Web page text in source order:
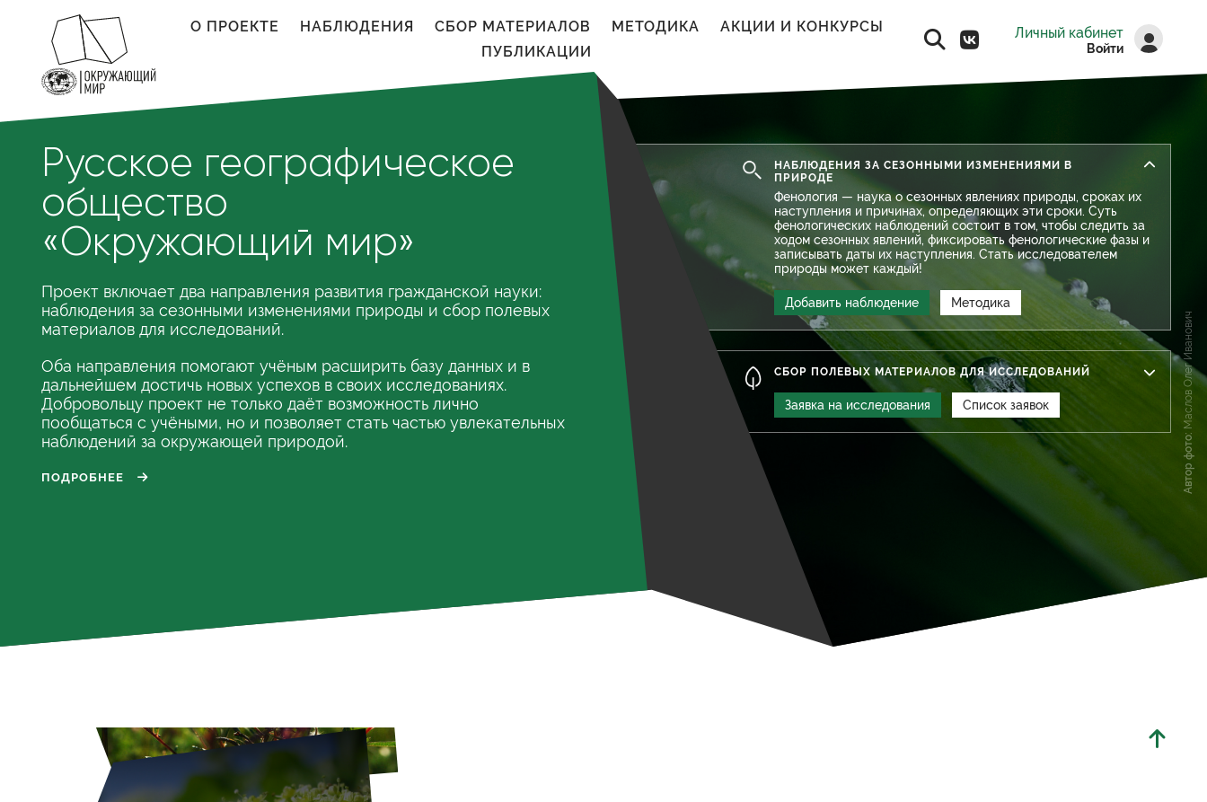
О ПРОЕКТЕ НАБЛЮДЕНИЯ CБОР МАТЕРИАЛОВ МЕТОДИКА
АКЦИИ И КОНКУРСЫ
ПУБЛИКАЦИИ
Личный кабинет
Войти
Русское географическое
общество
«Окружающий мир»
Проект включает два направления развития гражданской науки:
наблюдения за сезонными изменениями природы и сбор полевых
материалов для исследований.
Оба направления помогают учёным расширить базу данных и в
дальнейшем достичь новых успехов в своих исследованиях.
Добровольцу проект не только даёт возможность лично
пообщаться с учёными, но и позволяет стать частью увлекательных
наблюдений за окружающей природой.
ПОДРОБНЕЕ
НАБЛЮДЕНИЯ ЗА СЕЗОННЫМИ ИЗМЕНЕНИЯМИ В
ПРИРОДЕ
Фенология — наука о сезонных явлениях природы, сроках их
наступления и причинах, определяющих эти сроки. Суть
фенологических наблюдений состоит в том, чтобы следить за
ходом сезонных явлений, фиксировать фенологические фазы и
записывать даты их наступления. Стать исследователем
природы может каждый!
Добавить наблюдение Методика
СБОР ПОЛЕВЫХ МАТЕРИАЛОВ ДЛЯ ИССЛЕДОВАНИЙ
Заявка на исcледования Список заявок
Автор фото:
Маслов Олег Иванович
Лучший календарь природы - 2026
Приглашаем принять участие во Всероссийском конкурсе!
Лучший наблюдатель лета 2026
Участвуй в конкурсе, покажи свою внимательность и сразись за звание лечшего
наблюдателя этого лета!